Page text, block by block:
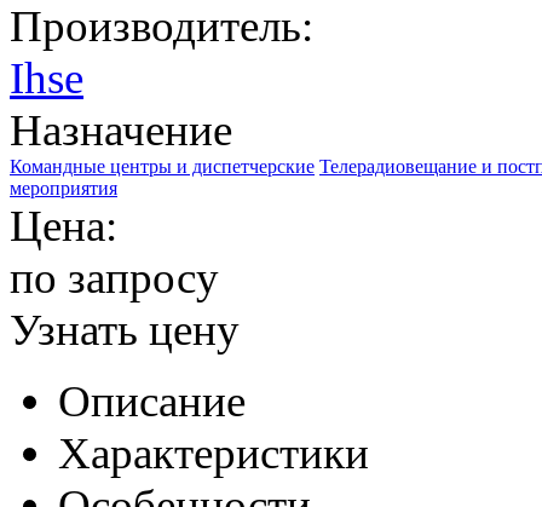
Производитель:
Ihse
Назначение
Командные центры и диспетчерские Телерадиовещание и
мероприятия
Цена:
по запросу
Узнать цену
Описание
Характеристики